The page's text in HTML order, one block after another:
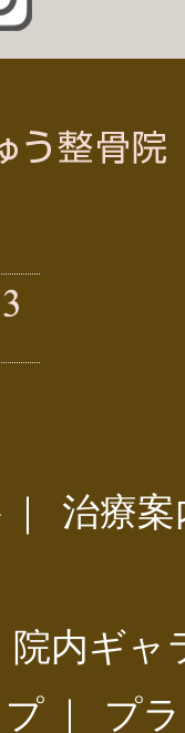
｜ 治療案
院内ギャ
プ ｜ プ